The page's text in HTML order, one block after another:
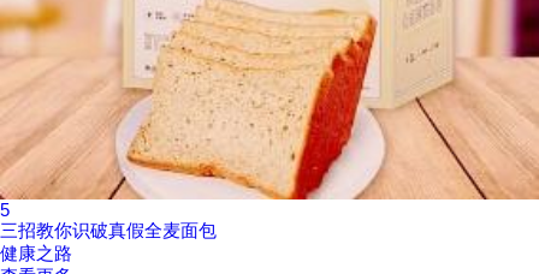
5
三招教你识破真假全麦面包
健康之路